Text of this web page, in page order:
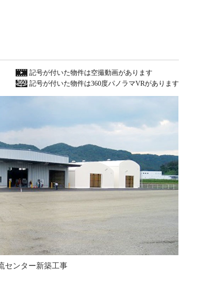
記号が付いた物件は空撮動画があります
記号が付いた物件は360度パノラマVRがあります
ンター新築工事